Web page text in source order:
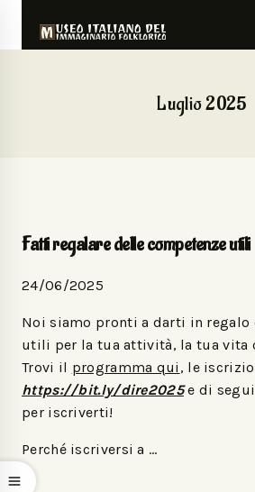
Luglio 2025
Fatti regalare delle competenze utili
24/06/2025
Noi siamo pronti a darti in regalo
utili per la tua attività, la tua vita
Trovi il programma qui , le
https://bit.ly/dire2025e di
per iscriverti!
Perché iscriversi a …